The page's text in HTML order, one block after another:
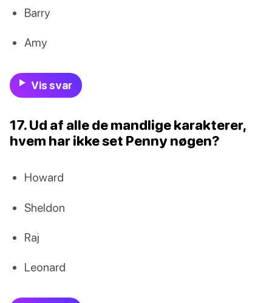
Barry
Amy
Vis svar
17. Ud af alle de mandlige karakterer,
hvem har ikke set Penny nøgen?
Howard
Sheldon
Raj
Leonard